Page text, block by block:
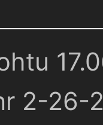
2-26-